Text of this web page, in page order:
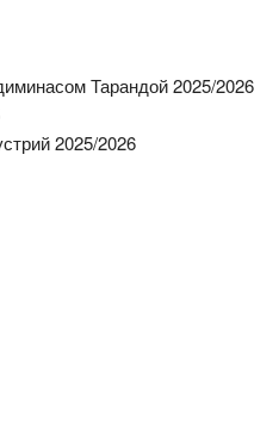
Тарандой 2025/2026
2025/2026